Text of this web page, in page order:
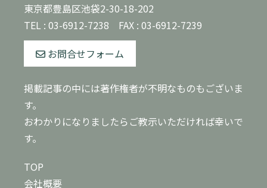
東京都豊島区池袋2-30-18-202
TEL : 03-6912-7238 FAX : 03-6912-7239
お問合せフォーム
掲載記事の中には著作権者が不明なものもございま
す。
おわかりになりましたらご教示いただければ幸いで
す。
TOP
会社概要